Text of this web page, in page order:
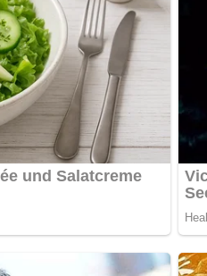
und mit dem Bratensaft in
für die Frau, Leipzig, DDR, 1988
– Rezept